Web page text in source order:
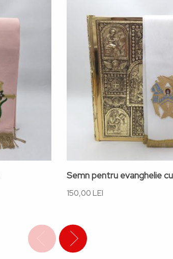
Semn pentru evanghelie
150,00 LEI